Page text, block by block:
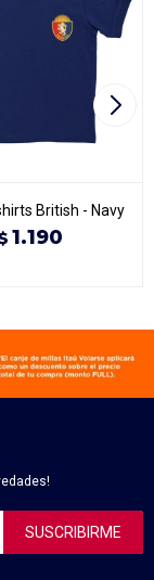
British - Navy
1.190
SUSCRIBIRME